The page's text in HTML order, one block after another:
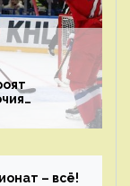
плей-офф
– всё!